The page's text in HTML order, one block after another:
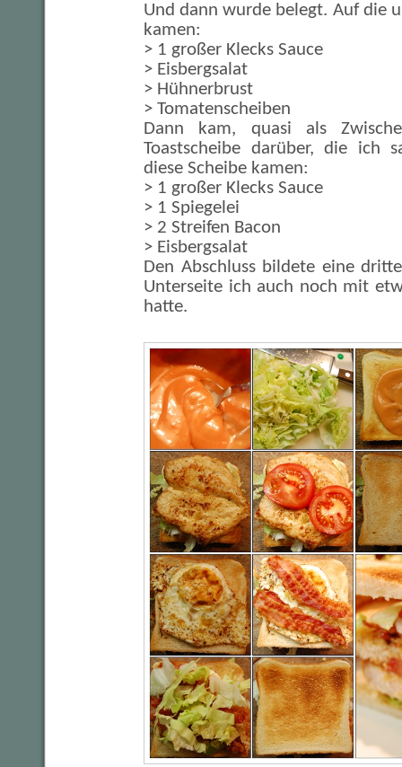
Und dann wurde belegt. Auf die
kamen:
> 1 großer Klecks Sauce
> Eisbergsalat
> Hühnerbrust
> Tomatenscheiben
Dann kam, quasi als
Toastscheibe darüber, die ich
diese Scheibe kamen:
> 1 großer Klecks Sauce
> 1 Spiegelei
> 2 Streifen Bacon
> Eisbergsalat
Den Abschluss bildete eine
Unterseite ich auch noch mit
hatte.